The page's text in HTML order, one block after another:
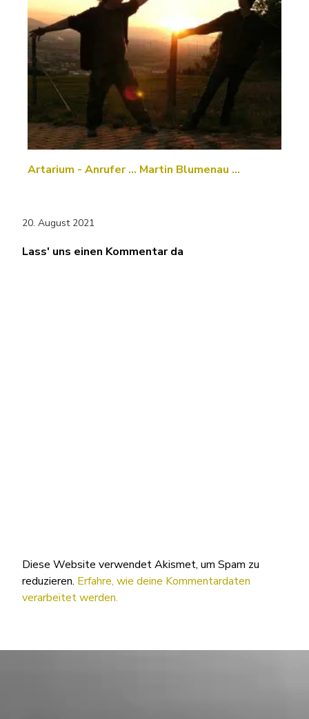
Artarium - Anrufer … Martin Blumenau …
20. August 2021
Lass' uns einen Kommentar da
Diese Website verwendet Akismet, um Spam zu
reduzieren. Erfahre, wie deine Kommentardaten
verarbeitet werden.